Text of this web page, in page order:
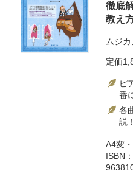
徹底
教え
ムジ
定価
ピ
番
各
説！
A4変
ISBN